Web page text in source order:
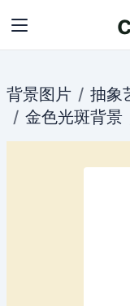
c
背景图片 抽象
金色光斑背景